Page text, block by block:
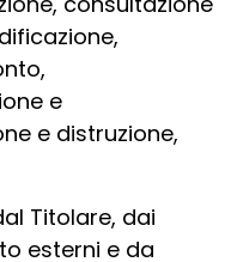
e
e distruzione,
Titolare, dai
esterni e da